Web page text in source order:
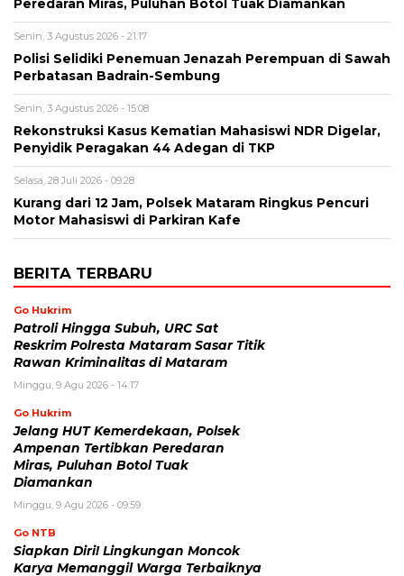
Peredaran Miras, Puluhan Botol Tuak Diamankan
Senin, 3 Agustus 2026 - 21:17
Polisi Selidiki Penemuan Jenazah Perempuan di Sawah
Perbatasan Badrain-Sembung
Senin, 3 Agustus 2026 - 15:08
Rekonstruksi Kasus Kematian Mahasiswi NDR Digelar,
Penyidik Peragakan 44 Adegan di TKP
Selasa, 28 Juli 2026 - 09:28
Kurang dari 12 Jam, Polsek Mataram Ringkus Pencuri
Motor Mahasiswi di Parkiran Kafe
BERITA TERBARU
Go Hukrim
Patroli Hingga Subuh, URC Sat
Reskrim Polresta Mataram Sasar Titik
Rawan Kriminalitas di Mataram
Minggu, 9 Agu 2026 - 14:17
Go Hukrim
Jelang HUT Kemerdekaan, Polsek
Ampenan Tertibkan Peredaran
Miras, Puluhan Botol Tuak
Diamankan
Minggu, 9 Agu 2026 - 09:59
Go NTB
Siapkan Diri! Lingkungan Moncok
Karya Memanggil Warga Terbaiknya